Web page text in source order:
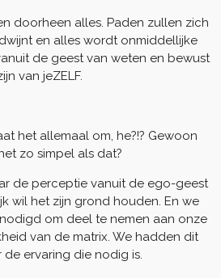
doorheen alles. Paden zullen zich
en alles wordt onmiddellijke
de geest van weten en bewust
van jeZELF.
het allemaal om, he?!? Gewoon
zo simpel als dat?
de perceptie vanuit de ego-geest
wil het zijn grond houden. En we
om deel te nemen aan onze
van de matrix. We hadden dit
ervaring die nodig is.